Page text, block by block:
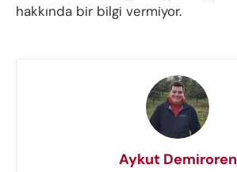
hakkında bir bilgi vermiyor.
Aykut Demiroren